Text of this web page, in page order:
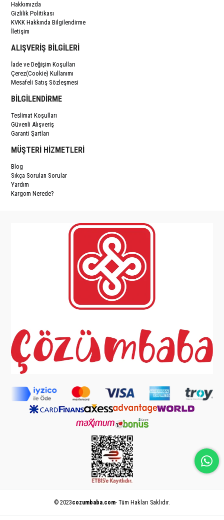
Hakkımızda
Gizlilik Politikası
KVKK Hakkında Bilgilendirme
İletişim
ALIŞVERİŞ BİLGİLERİ
İade ve Değişim Koşulları
Çerez(Cookie) Kullanımı
Mesafeli Satış Sözleşmesi
BİLGİLENDİRME
Teslimat Koşulları
Güvenli Alışveriş
Garanti Şartları
MÜŞTERİ HİZMETLERİ
Blog
Sıkça Sorulan Sorular
Yardım
Kargom Nerede?
© 2023cozumbaba.com- Tüm Hakları Saklıdır.